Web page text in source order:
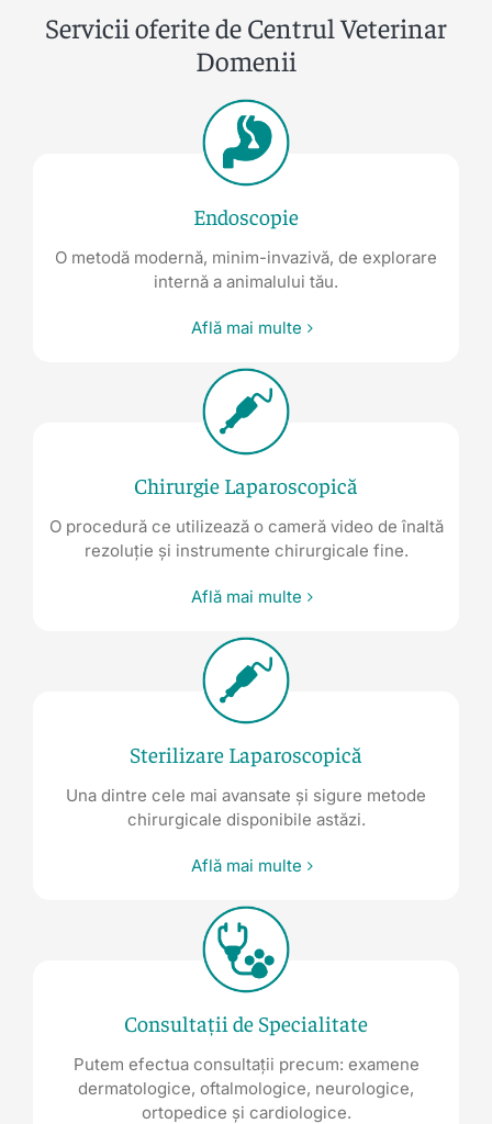
Servicii oferite de Centrul Veterinar
Domenii
Endoscopie
O metodă modernă, minim-invazivă, de explorare
internă a animalului tău.
Află mai multe
Chirurgie Laparoscopică
O procedură ce utilizează o cameră video de înaltă
rezoluție și instrumente chirurgicale fine.
Află mai multe
Sterilizare Laparoscopică
Una dintre cele mai avansate și sigure metode
chirurgicale disponibile astăzi.
Află mai multe
Consultații de Specialitate
Putem efectua consultații precum: examene
dermatologice, oftalmologice, neurologice,
ortopedice și cardiologice.